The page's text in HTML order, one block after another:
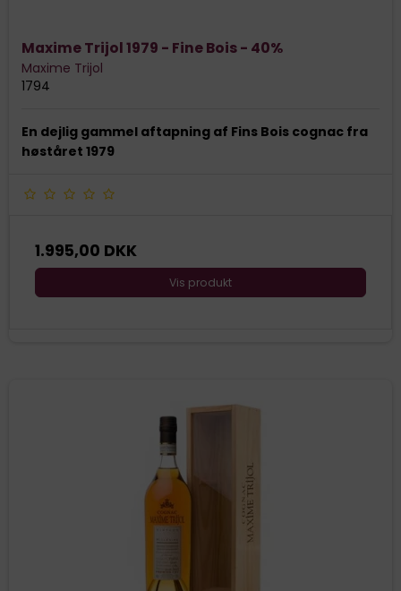
Maxime Trijol 1979 - Fine Bois - 40%
Maxime Trijol
1794
En dejlig gammel aftapning af Fins Bois cognac fra
høståret 1979
1.995,00 DKK
Vis produkt